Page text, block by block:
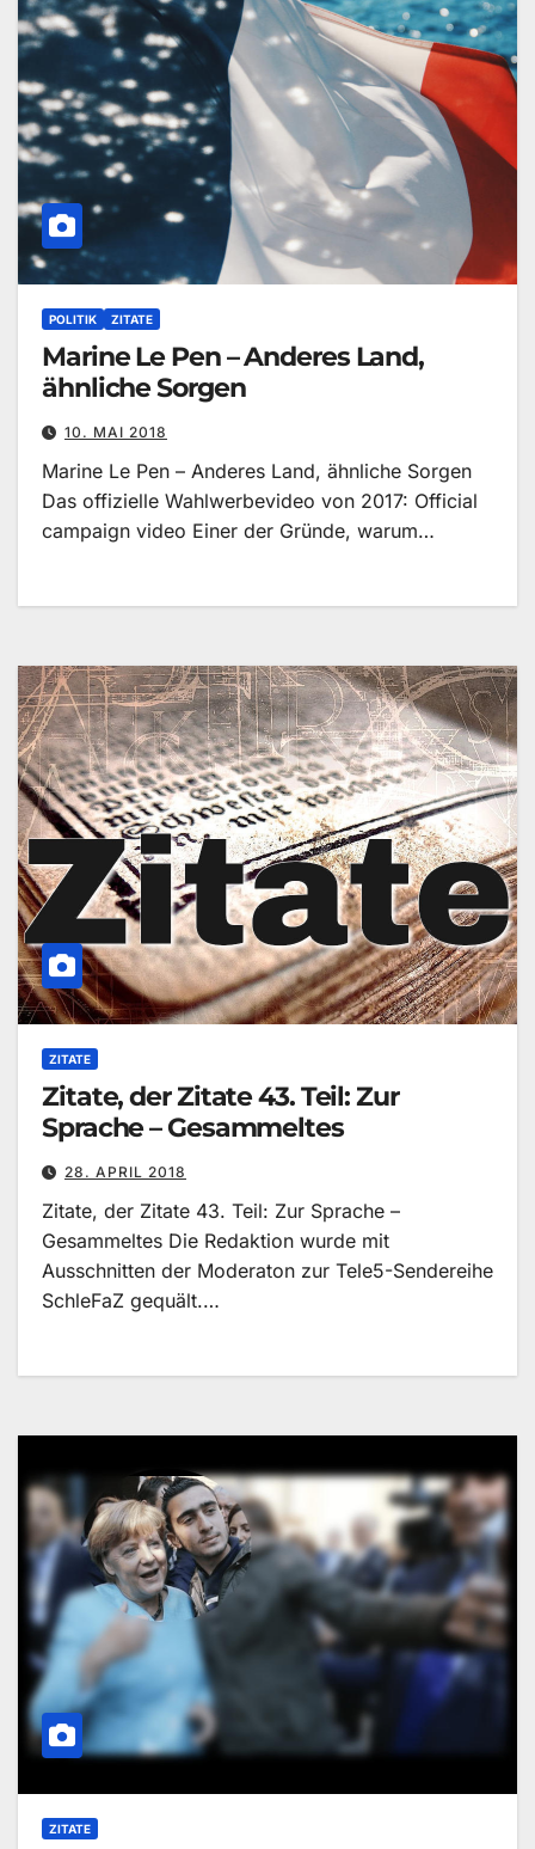
POLITIK ZITATE
Marine Le Pen – Anderes Land,
ähnliche Sorgen
10. MAI 2018
Marine Le Pen – Anderes Land, ähnliche Sorgen
Das offizielle Wahlwerbevideo von 2017: Official
campaign video Einer der Gründe, warum…
ZITATE
Zitate, der Zitate 43. Teil: Zur
Sprache – Gesammeltes
28. APRIL 2018
Zitate, der Zitate 43. Teil: Zur Sprache –
Gesammeltes Die Redaktion wurde mit
Ausschnitten der Moderaton zur Tele5-Sendereihe
SchleFaZ gequält.…
ZITATE